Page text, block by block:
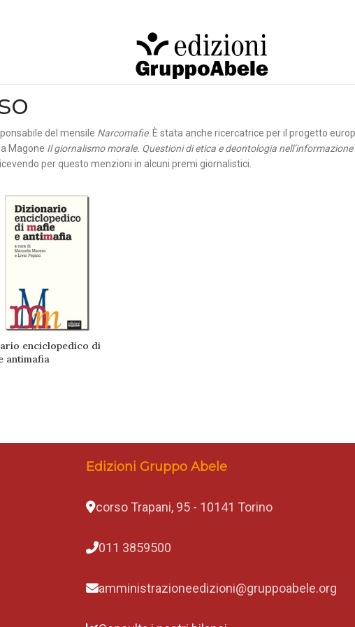
del mensile Narcomafie. È stata anche ricercatrice per il progetto
Magone Il giornalismo morale. Questioni di etica e deontologia
per questo menzioni in alcuni premi giornalistici.
enciclopedico di
antimafia
Edizioni Gruppo Abele
corso Trapani, 95 - 10141 Torino
011 3859500
amministrazioneedizioni@gruppoabele.org